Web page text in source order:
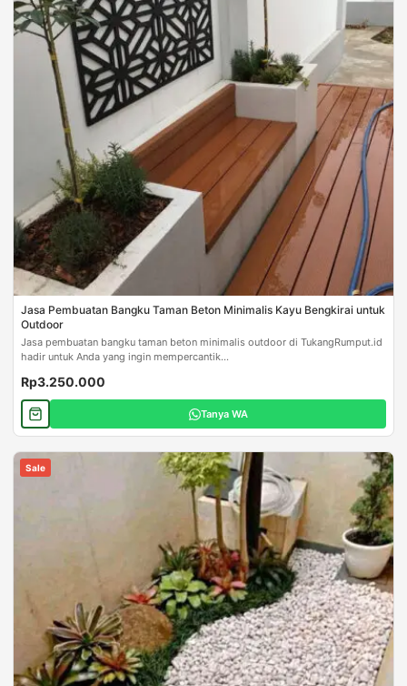
Jasa Pembuatan Bangku Taman Beton Minimalis Kayu Bengkirai untuk
Outdoor
Jasa pembuatan bangku taman beton minimalis outdoor di TukangRumput.id
hadir untuk Anda yang ingin mempercantik...
Rp3.250.000
Tanya WA
Sale